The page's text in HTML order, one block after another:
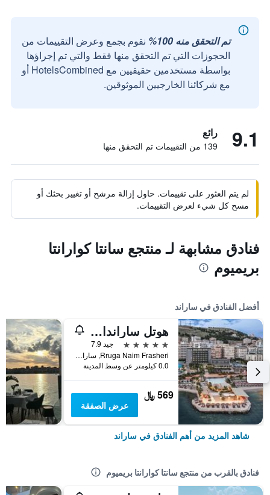
تم التحقق منه 100%
نقوم بجمع وعرض التقييمات من
الحجوزات التي تم التحقق منها فقط والتي تم إجراؤها
بواسطة مستخدمين حقيقيين مع HotelsCombined أو
مع شركائنا الخارجيين الموثوقين.
9.1 رائع
139 من التقييمات تم التحقق منها
لم يتم العثور على تقييمات. حاول إزالة مرشح أو تغيير بحثك أو
مسح كل شيء لعرض التقييمات.
فنادق مشابهة لـ منتجع سانتا كوارانتا
بريميوم
أفضل الفنادق في ساراند
هوتل ساراندا بوترينتي، أفيلياتيد باي ميليا
5 نجوم
جيد 7.9
Rruga Naim Frasheri, ساراند, ألبانيا
0.0 كيلومتر عن وسط المدينة
569 ﷼
عرض الصفقة
شاهد المزيد من أهم الفنادق في ساراند
فنادق بالقرب من منتجع سانتا كوارانتا بريميوم